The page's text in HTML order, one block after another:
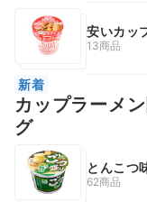
安いカッ
13商品
新着
カップラーメ
グ
とんこつ
62商品